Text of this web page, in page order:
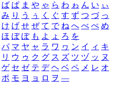
ば ぱ ま や ゃ ら わ ゎ ん い ぃ
み り う ぅ く ぐ す ず つ づ っ
け げ せ ぜ て で ね へ べ ぺ め
ほ ぼ ぽ も よ ょ ろ を
パ マ ヤ ャ ラ ワ ヮ ン イ ィ キ
リ ウ ゥ ク グ ス ズ ツ ヅ ッ ヌ
ゲ セ ゼ テ デ ヘ ベ ペ メ レ オ
ポ モ ヨ ョ ロ ヲ ―